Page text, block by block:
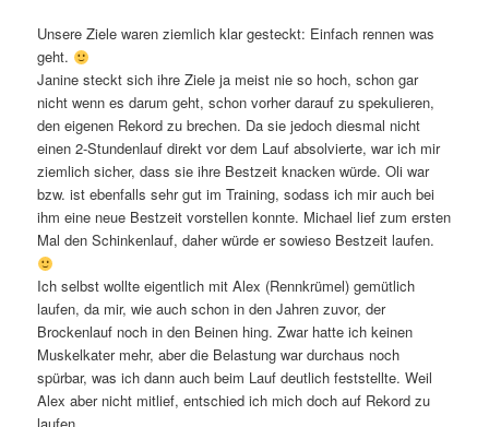
Unsere Ziele waren ziemlich klar gesteckt: Einfach rennen was
geht.
Janine steckt sich ihre Ziele ja meist nie so hoch, schon gar
nicht wenn es darum geht, schon vorher darauf zu spekulieren,
den eigenen Rekord zu brechen. Da sie jedoch diesmal nicht
einen 2-Stundenlauf direkt vor dem Lauf absolvierte, war ich mir
ziemlich sicher, dass sie ihre Bestzeit knacken würde. Oli war
bzw. ist ebenfalls sehr gut im Training, sodass ich mir auch bei
ihm eine neue Bestzeit vorstellen konnte. Michael lief zum ersten
Mal den Schinkenlauf, daher würde er sowieso Bestzeit laufen.
Ich selbst wollte eigentlich mit Alex (Rennkrümel) gemütlich
laufen, da mir, wie auch schon in den Jahren zuvor, der
Brockenlauf noch in den Beinen hing. Zwar hatte ich keinen
Muskelkater mehr, aber die Belastung war durchaus noch
spürbar, was ich dann auch beim Lauf deutlich feststellte. Weil
Alex aber nicht mitlief, entschied ich mich doch auf Rekord zu